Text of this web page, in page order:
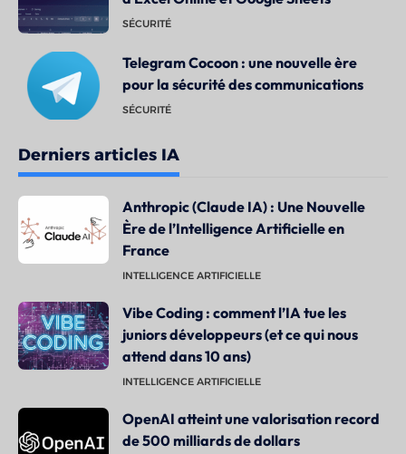
SÉCURITÉ
Telegram Cocoon : une nouvelle ère
pour la sécurité des communications
SÉCURITÉ
Derniers articles IA
Anthropic (Claude IA) : Une Nouvelle
Ère de l’Intelligence Artificielle en
France
INTELLIGENCE ARTIFICIELLE
Vibe Coding : comment l’IA tue les
juniors développeurs (et ce qui nous
attend dans 10 ans)
INTELLIGENCE ARTIFICIELLE
OpenAI atteint une valorisation record
de 500 milliards de dollars